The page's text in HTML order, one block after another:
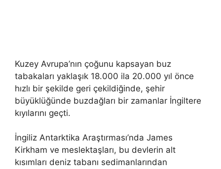
Kuzey Avrupa’nın çoğunu kapsayan buz
tabakaları yaklaşık 18.000 ila 20.000 yıl önce
hızlı bir şekilde geri çekildiğinde, şehir
büyüklüğünde buzdağları bir zamanlar İngiltere
kıyılarını geçti.
İngiliz Antarktika Araştırması’nda James
Kirkham ve meslektaşları, bu devlerin alt
kısımları deniz tabanı sedimanlarından